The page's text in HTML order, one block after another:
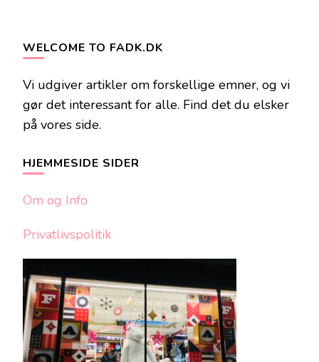
WELCOME TO FADK.DK
Vi udgiver artikler om forskellige emner, og vi
gør det interessant for alle. Find det du elsker
på vores side.
HJEMMESIDE SIDER
Om og Info
Privatlivspolitik